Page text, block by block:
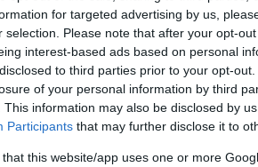
for targeted advertising by us,
selection. Please note that after your opt-
interest-based ads based on personal
to third parties prior to your opt-
of your personal information by third
This information may also be disclosed by
Participants that may further disclose it to
that this website/app uses one or more
το MV Hondius, απέπλευε από
Πράσινο Ακρωτήριο. Την
λιμάνι της Πράια, της
φωτορεπόρτερ του Γαλλικού
νοσηλεύεται στο
αρχές.